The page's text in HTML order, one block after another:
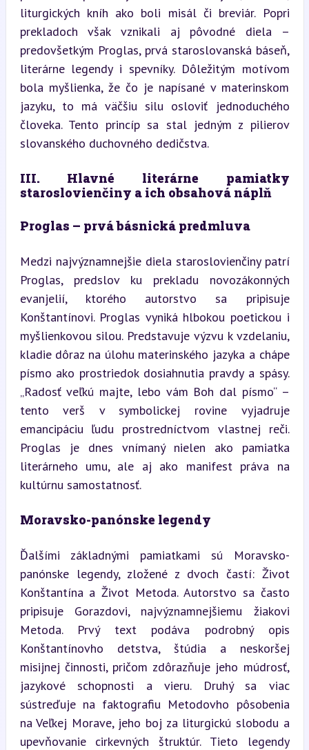
liturgických kníh ako boli misál či breviár. Popri
prekladoch však vznikali aj pôvodné diela –
predovšetkým Proglas, prvá staroslovanská báseň,
literárne legendy i spevníky. Dôležitým motívom
bola myšlienka, že čo je napísané v materinskom
jazyku, to má väčšiu silu osloviť jednoduchého
človeka. Tento princíp sa stal jedným z pilierov
slovanského duchovného dedičstva.
III. Hlavné literárne pamiatky
staroslovienčiny a ich obsahová náplň
Proglas – prvá básnická predmluva
Medzi najvýznamnejšie diela staroslovienčiny patrí
Proglas, predslov ku prekladu novozákonných
evanjelií, ktorého autorstvo sa pripisuje
Konštantínovi. Proglas vyniká hlbokou poetickou i
myšlienkovou silou. Predstavuje výzvu k vzdelaniu,
kladie dôraz na úlohu materinského jazyka a chápe
písmo ako prostriedok dosiahnutia pravdy a spásy.
„Radosť veľkú majte, lebo vám Boh dal písmo“ –
tento verš v symbolickej rovine vyjadruje
emancipáciu ľudu prostredníctvom vlastnej reči.
Proglas je dnes vnímaný nielen ako pamiatka
literárneho umu, ale aj ako manifest práva na
kultúrnu samostatnosť.
Moravsko-panónske legendy
Ďalšími základnými pamiatkami sú Moravsko-
panónske legendy, zložené z dvoch častí: Život
Konštantína a Život Metoda. Autorstvo sa často
pripisuje Gorazdovi, najvýznamnejšiemu žiakovi
Metoda. Prvý text podáva podrobný opis
Konštantínovho detstva, štúdia a neskoršej
misijnej činnosti, pričom zdôrazňuje jeho múdrosť,
jazykové schopnosti a vieru. Druhý sa viac
sústreďuje na faktografiu Metodovho pôsobenia
na Veľkej Morave, jeho boj za liturgickú slobodu a
upevňovanie cirkevných štruktúr. Tieto legendy